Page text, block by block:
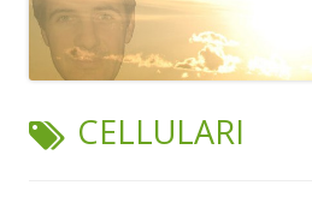
TAG:
CELLULARI